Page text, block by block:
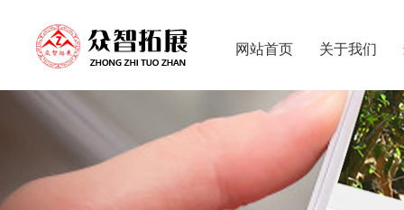
网站首页 关于我们